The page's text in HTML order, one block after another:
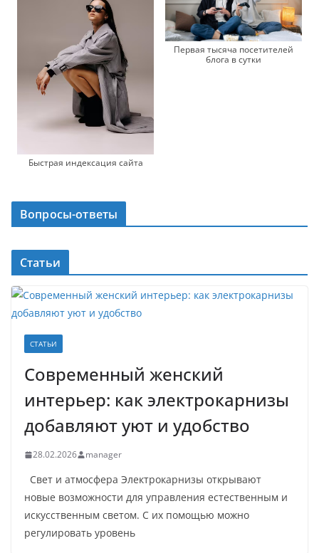
Быстрая индексация сайта
Первая тысяча посетителей
блога в сутки
Вопросы-ответы
Статьи
СТАТЬИ
Современный женский
интерьер: как электрокарнизы
добавляют уют и удобство
28.02.2026 manager
Свет и атмосфера Электрокарнизы открывают
новые возможности для управления естественным и
искусственным светом. С их помощью можно
регулировать уровень